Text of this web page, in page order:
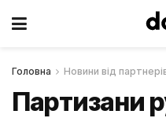
Головна Новини від
Партизани